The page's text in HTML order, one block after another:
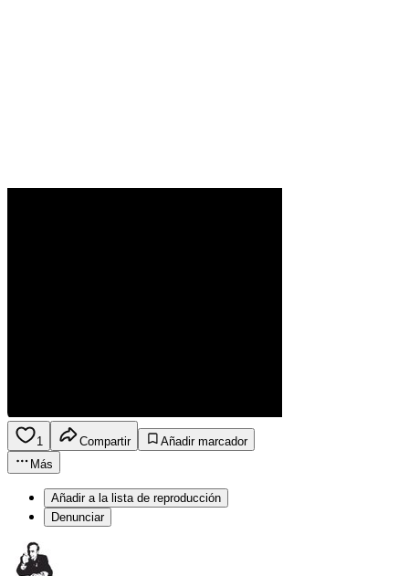
1 Compartir
Añadir marcador
Más
Añadir a la lista de reproducción
Denunciar